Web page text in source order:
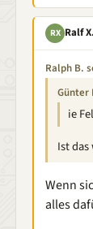
RX Ralf X.
Ralph B.
Günter
ie
Ist
Wenn
alles